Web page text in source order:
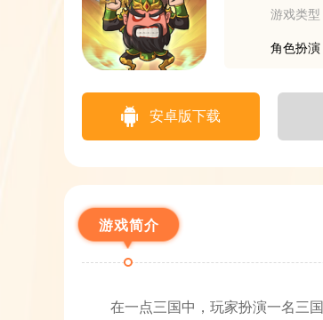
游戏类型
角色扮演
安卓版下载
游戏简介
在一点三国中，玩家扮演一名三